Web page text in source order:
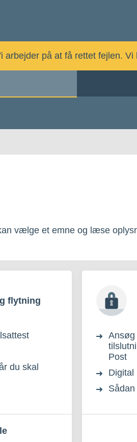
på at få rettet fejlen.
vælge et emne og læse
flytning
du skal
Ansøg
Post
Digital